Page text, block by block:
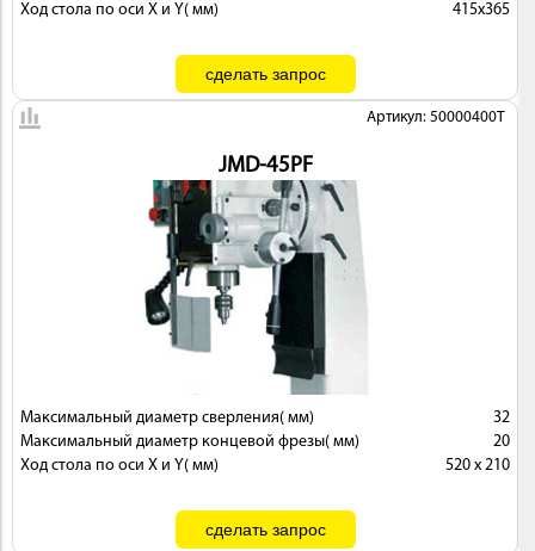
Ход стола по оси X и Y( мм)
415x365
Артикул: 50000400T
JMD-45PF
Максимальный диаметр сверления( мм)
32
Максимальный диаметр концевой фрезы( мм)
20
Ход стола по оси X и Y( мм)
520 x 210